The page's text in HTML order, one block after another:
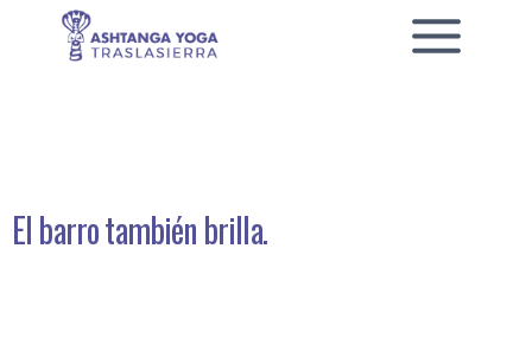
El barro también brilla.